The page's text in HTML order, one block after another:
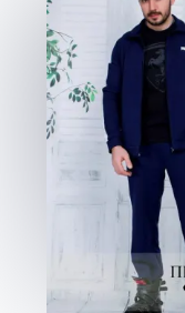
ЮКА_1805
Цена: 22 $